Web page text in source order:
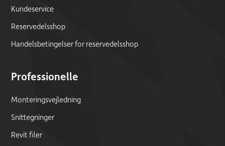
Kundeservice
Reservedelsshop
Handelsbetingelser for reservedelsshop
Professionelle
Monteringsvejledning
Snittegninger
Revit filer